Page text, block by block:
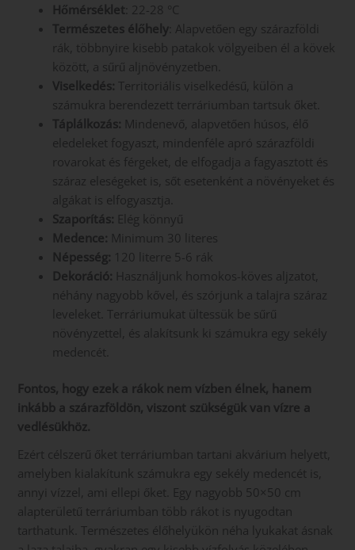
Hőmérséklet : 22-28 °C
Természetes élőhely : Alapvetően egy szárazföldi
rák, többnyire kisebb patakok völgyeiben él a kövek
között, a sűrű aljnövényzetben.
Viselkedés: Territoriális viselkedésű, külön a
számukra berendezett terráriumban tartsuk őket.
Táplálkozás: Mindenevő, alapvetően húsos, élő
eledeleket fogyaszt, mindenféle apró szárazföldi
rovarokat és férgeket, de elfogadja a fagyasztott és
száraz eleségeket is, sőt esetenként a növényeket és
algákat is elfogyasztja.
Szaporítás: Elég könnyű
Medence: Minimum 30 literes
Népesség: 120 literre 5-6 rák
Dekoráció: Használjunk homokos-köves aljzatot,
néhány nagyobb kővel, és szórjunk a talajra száraz
leveleket. Terráriumukat ültessük be sűrű
növényzettel, és alakítsunk ki számukra egy sekély
medencét.
Fontos, hogy ezek a rákok nem vízben élnek, hanem
inkább a szárazföldön, viszont szükségük van vízre a
vedlésükhöz.
Ezért célszerű őket terráriumban tartani akvárium helyett,
amelyben kialakítunk számukra egy sekély medencét is,
annyi vízzel, ami ellepi őket. Egy nagyobb 50×50 cm
alapterületű terráriumban több rákot is nyugodtan
tarthatunk. Természetes élőhelyükön néha lyukakat ásnak